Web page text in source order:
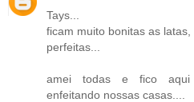
Tays...
ficam muito bonitas as latas,
perfeitas...
amei todas e fico aqui
enfeitando nossas casas....